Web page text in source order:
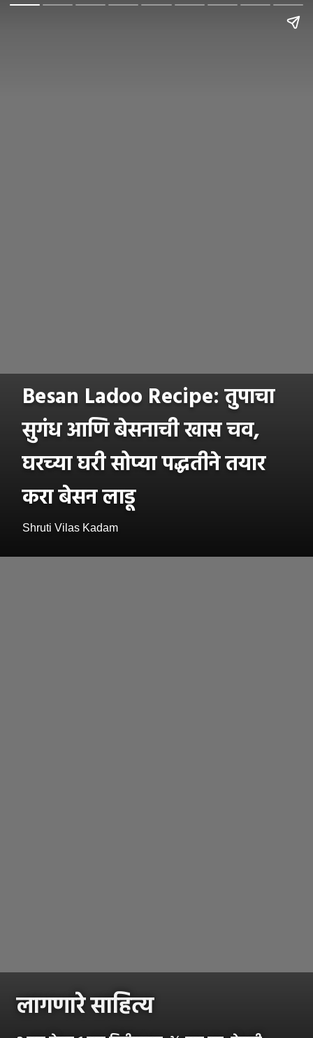
Besan Ladoo Recipe: तुपाचा
सुगंध आणि बेसनाची खास चव,
घरच्या घरी सोप्या पद्धतीने तयार
करा बेसन लाडू
Shruti Vilas Kadam
लागणारे साहित्य